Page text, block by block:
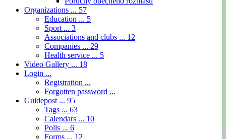
Organizations ... 57
Education ... 5
Sport ... 3
Associations and clubs ... 12
Companies ... 29
Health service ... 5
Video Gallery ... 18
Login ...
Registration ...
Forgotten password ...
Guidepost ... 95
Tags ... 63
Calendars ... 10
Polls ... 6
Forms ... 12